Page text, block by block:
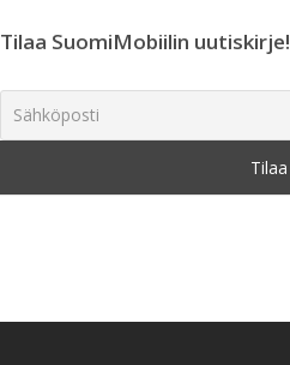
Tilaa SuomiMobiilin uutiskirje!